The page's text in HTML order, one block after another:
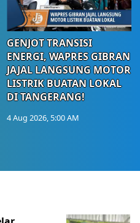
GENJOT TRANSISI
ENERGI, WAPRES GIBRAN
JAJAL LANGSUNG MOTOR
LISTRIK BUATAN LOKAL
DI TANGERANG!
4 Aug 2026, 5:00 AM